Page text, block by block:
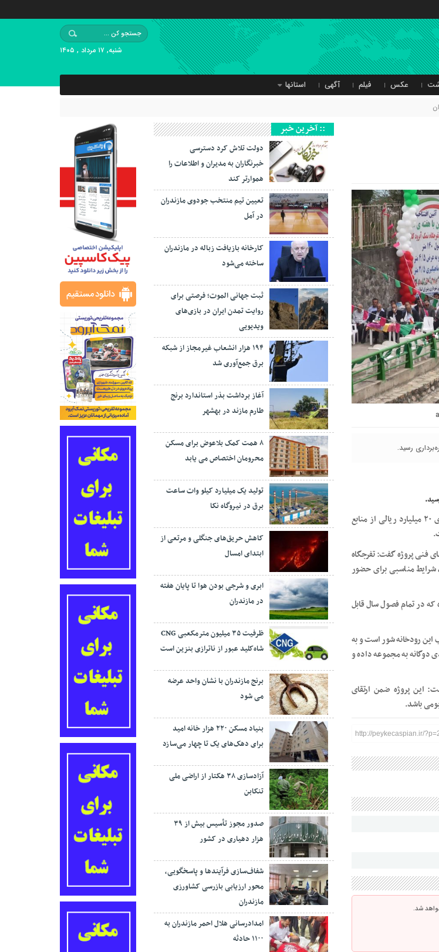
شنبه, ۱۷ مرداد , ۱۴۰۵
عکس فیلم آگهی استانها
فاز نخست پروژه تفرجگاه ساحلی شهر کلارآباد در ششمین روز از هفته دولت با سرمایه‌گذاری ۲۰ میلیارد ریالی از منابع
فنی پروژه گفت: تفرجگاه
زمینی به مساحت ۱۴۰ متر و با طراحی مسیر پیاده‌روی به عرض ۴.۵ متر، شرایط مناسبی برای حضور
برای ماهیگیری طراحی شده که در تمام فصول سال قابل
این رودخانه شور است و به
دوگانه به مجموعه داده و
این پروژه ضمن ارتقای
باشد.
http://peykecaspian.ir/
شد.
:: آخرین خبر
دولت تلاش کرد دسترسی
خبرنگاران به مدیران و اطلاعات را
هموارتر کند
تعیین تیم منتخب جودوی مازندران
در آمل
کارخانه بازیافت زباله در مازندران
ساخته می‌شود
ثبت جهانی الموت؛ فرصتی برای
روایت تمدن ایران در بازی‌های
ویدیویی
۱۹۴ هزار انشعاب غیرمجاز از شبکه
برق جمع‌آوری شد
آغاز برداشت بذر استاندارد برنج
طارم مازند در بهشهر
۸ همت کمک بلاعوض برای مسکن
محرومان اختصاص می یابد
تولید یک میلیارد کیلو وات ساعت
برق در نیروگاه نکا
کاهش حریق‌های جنگلی و مرتعی از
ابتدای امسال
ابری و شرجی بودن هوا تا پایان هفته
در مازندران
ظرفیت ۳۵ میلیون مترمکعبی CNG
شاه‌کلید عبور از ناترازی بنزین است
برنج مازندران با نشان واحد عرضه
می شود
بنیاد مسکن ۲۲۰ هزار خانه امید
برای دهک‌های یک تا چهار می‌سازد
آزادسازی ۳۸ هکتار از اراضی ملی
تنکابن
صدور مجوز تأسیس بیش از ۳۹
هزار دهیاری در کشور
شفاف‌سازی فرآیند‌ها و پاسخگویی،
محور ارزیابی بازرسی کشاورزی
مازندران
امدادرسانی هلال احمر مازندران به
۱۱۰۰ حادثه